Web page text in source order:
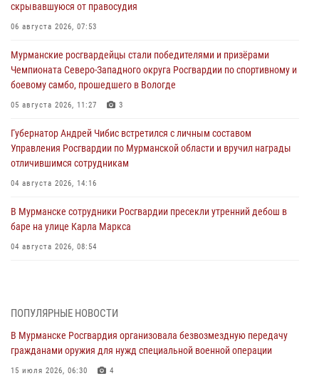
скрывавшуюся от правосудия
06 августа 2026, 07:53
Мурманские росгвардейцы стали победителями и призёрами
Чемпионата Северо-Западного округа Росгвардии по спортивному и
боевому самбо, прошедшего в Вологде
05 августа 2026, 11:27 3
Губернатор Андрей Чибис встретился с личным составом
Управления Росгвардии по Мурманской области и вручил награды
отличившимся сотрудникам
04 августа 2026, 14:16
В Мурманске сотрудники Росгвардии пресекли утренний дебош в
баре на улице Карла Маркса
04 августа 2026, 08:54
03 августа 2026, 12:23 4
Сотрудники вневедомственной охраны Росгвардии пресекли
хулиганские действия дебошира на автозаправочной станции
города Кандалакши
ПОПУЛЯРНЫЕ НОВОСТИ
В Мурманске Росгвардия организовала безвозмездную передачу
гражданами оружия для нужд специальной военной операции
15 июля 2026, 06:30 4